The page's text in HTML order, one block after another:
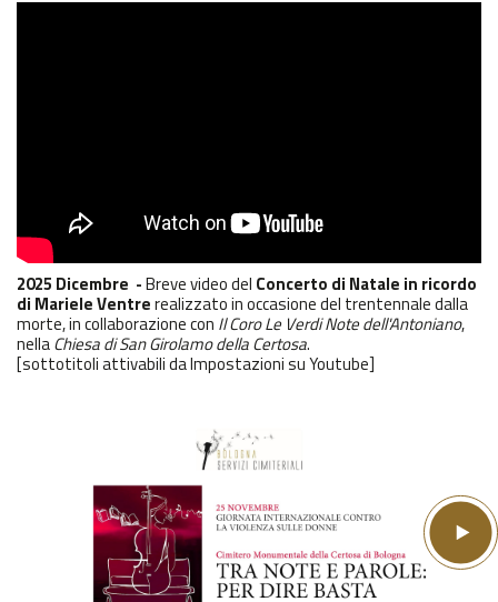
2025 Dicembre -Breve video del Concerto di Natale in ricordo
di Mariele Ventrerealizzato in occasione del trentennale dalla
morte, in collaborazione con Il Coro Le Verdi Note dell'Antoniano,
nellaChiesa di San Girolamo della Certosa.
[sottotitoli attivabili da Impostazioni su Youtube]